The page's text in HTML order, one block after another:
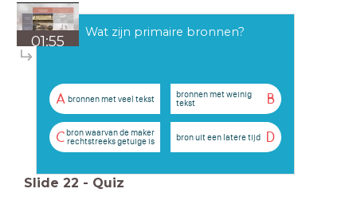
01:55
Wat zijn primaire bronnen?
A bronnen met veel tekst B
bronnen met weinig
tekst
C bron waarvan de maker
rechtstreeks getuige is
D
bron uit een latere tijd
Slide 22 - Quiz